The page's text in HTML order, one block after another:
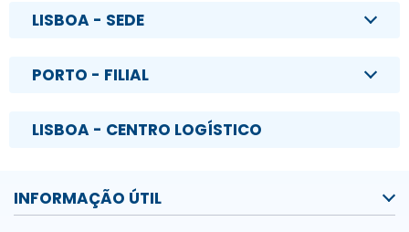
LISBOA - SEDE
PORTO - FILIAL
LISBOA - CENTRO LOGÍSTICO
INFORMAÇÃO ÚTIL